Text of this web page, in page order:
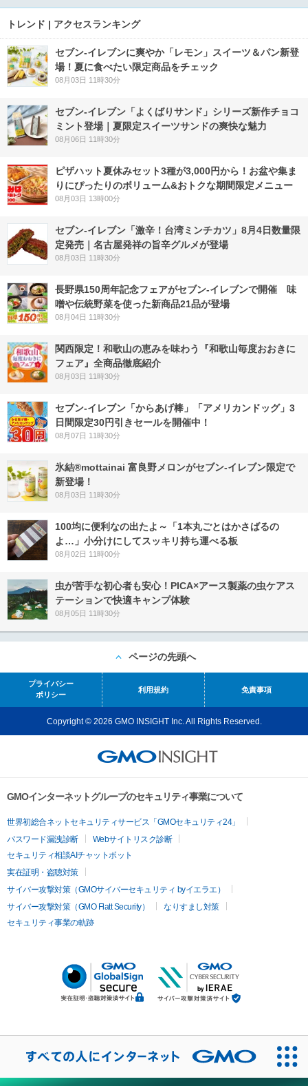
トレンド | アクセスランキング
セブン‐イレブンに爽やか「レモン」スイーツ＆パン新登
場！夏に食べたい限定商品をチェック
08月03日 11時30分
セブン‐イレブン「よくばりサンド」シリーズ新作チョコ
ミント登場｜夏限定スイーツサンドの爽快な魅力
08月06日 11時30分
ピザハット夏休みセット3種が3,000円から！お盆や集ま
りにぴったりのボリューム&おトクな期間限定メニュー
08月03日 13時00分
セブン-イレブン「激辛！台湾ミンチカツ」8月4日数量限
定発売｜名古屋発祥の旨辛グルメが登場
08月03日 11時30分
長野県150周年記念フェアがセブン-イレブンで開催 味
噌や伝統野菜を使った新商品21品が登場
08月04日 11時30分
関西限定！和歌山の恵みを味わう『和歌山毎度おおきに
フェア』全商品徹底紹介
08月03日 11時30分
セブン‐イレブン「からあげ棒」「アメリカンドッグ」3
日間限定30円引きセールを開催中！
08月07日 11時30分
氷結®mottainai 富良野メロンがセブン‐イレブン限定で
新登場！
08月03日 11時30分
100均に便利なの出たよ～「1本丸ごとはかさばるの
よ…」小分けにしてスッキリ持ち運べる板
08月02日 11時00分
虫が苦手な初心者も安心！PICA×アース製薬の虫ケアス
テーションで快適キャンプ体験
08月05日 11時30分
ページの先頭へ
プライバシー
ポリシー
利用規約 免責事項
Copyright © 2026 GMO INSIGHT Inc. All Rights Reserved.
GMOインターネットグループのセキュリティ事業について
世界初総合ネットセキュリティサービス「GMOセキュリティ24」
パスワード漏洩診断
Webサイトリスク診断
セキュリティ相談AIチャットボット
実在証明・盗聴対策
サイバー攻撃対策（GMOサイバーセキュリティ byイエラエ）
サイバー攻撃対策（GMO Flatt Security）
なりすまし対策
セキュリティ事業の軌跡